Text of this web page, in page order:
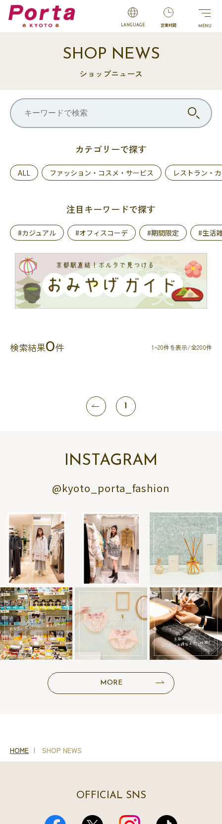
LANGUAGE 営業時間
SHOP NEWS
ショップニュース
カテゴリーで探す
ALL ファッション・コスメ・サービス レストラン・
注目キーワードで探す
#カジュアル #オフィスコーデ #期間限定 #生活
検索結果0件 1~20件を表示/全200件
1
INSTAGRAM
@kyoto_porta_fashion
MORE
HOME SHOP NEWS
OFFICIAL SNS